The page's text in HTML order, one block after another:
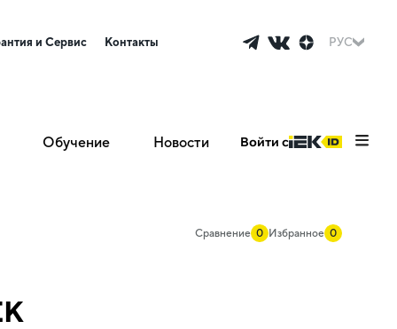
и Сервис Контакты РУС
Обучение Новости Войти с
Сравнение 0 Избранное 0